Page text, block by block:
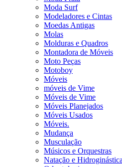
Moda Surf
Modeladores e Cintas
Moedas Antigas
Molas
Molduras e Quadros
Montadora de Móveis
Moto Peças
Motoboy
Móveis
móveis de Vime
Móveis de Vime
Móveis Planejados
Móveis Usados
Móveis.
Mudança
Musculação
Músicos e Orquestras
Natação e Hidroginástica